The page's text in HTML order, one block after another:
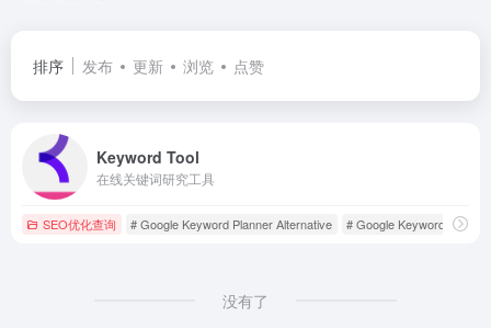
排序 发布 更新 浏览 点赞
Keyword Tool
在线关键词研究工具
SEO优化查询 # Google Keyword Planner Alternative # Google Keyword Tool
没有了